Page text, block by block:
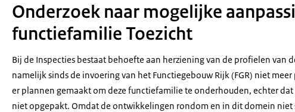
Onderzoek naar mogelijke
functiefamilie Toezicht
Bij de Inspecties bestaat behoefte aan herziening van de profielen van
namelijk sinds de invoering van het Functiegebouw Rijk (FGR) niet
er plannen gemaakt om deze functiefamilie te onderhouden, echter
niet opgepakt. Omdat de ontwikkelingen rondom en in dit domein niet